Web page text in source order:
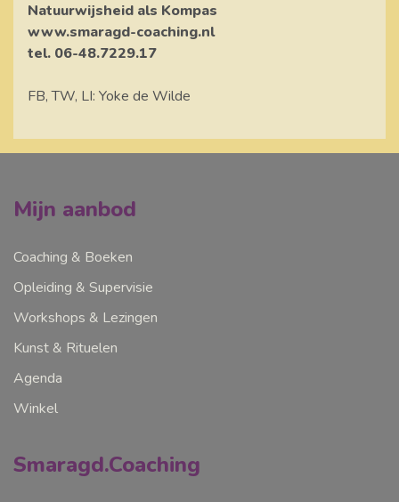
Natuurwijsheid als Kompas
www.smaragd-coaching.nl
tel. 06-48.7229.17
FB, TW, LI: Yoke de Wilde
Mijn aanbod
Coaching & Boeken
Opleiding & Supervisie
Workshops & Lezingen
Kunst & Rituelen
Agenda
Winkel
Smaragd.Coaching